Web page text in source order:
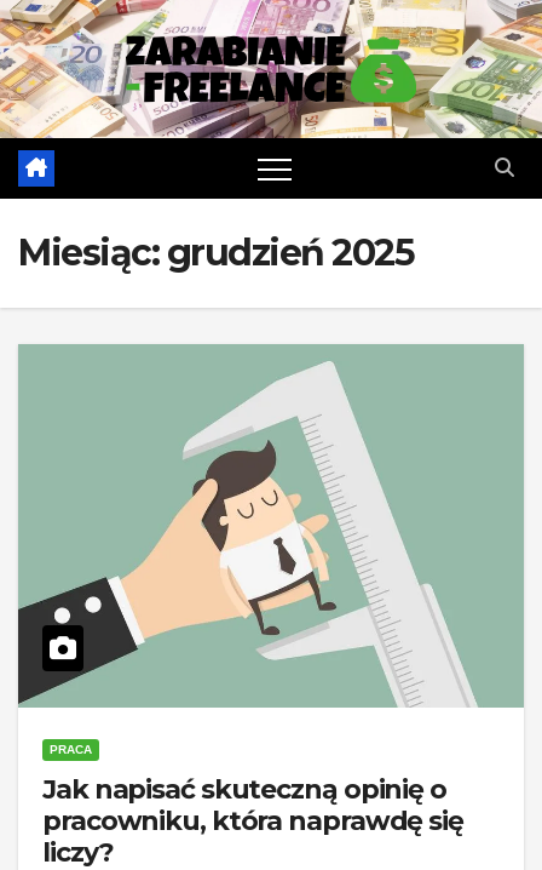
Skip
to
content
Miesiąc:grudzień 2025
PRACA
Jak napisać skuteczną opinię o
pracowniku, która naprawdę się
liczy?